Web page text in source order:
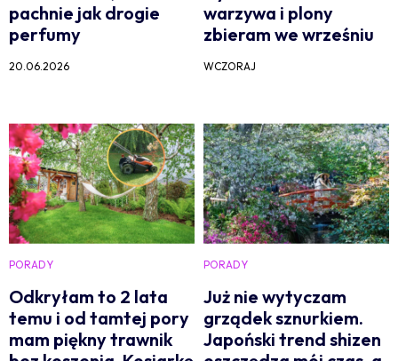
pachnie jak drogie
perfumy
20.06.2026
warzywa i plony
zbieram we wrześniu
WCZORAJ
PORADY
Odkryłam to 2 lata
temu i od tamtej pory
mam piękny trawnik
PORADY
Już nie wytyczam
grządek sznurkiem.
Japoński trend shizen